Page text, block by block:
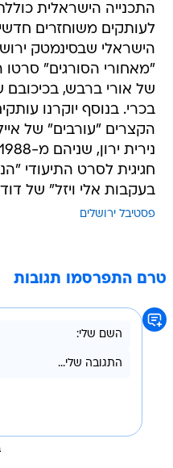
התכנייה הישראלית
לעותקים משוחזרים
הישראלי שבסינמטק
"מאחורי הסורגים"
של אורי ברבש, בכיכובם
בכרי. בנוסף יוקרנו
הקצרים "עורבים" של
חגיגית לסרט התיעודי
בעקבות אלי ויזל" של
פסטיבל ירושלים
טרם התפרסמו תגובות